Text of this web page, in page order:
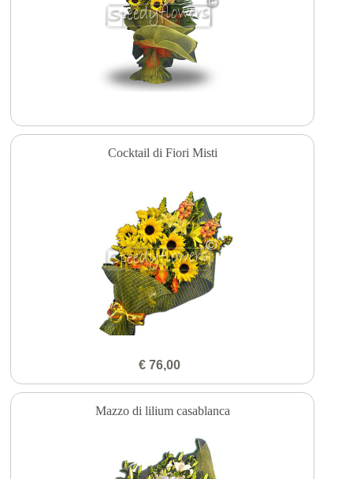
Cocktail di Fiori Misti
€ 76,00
Mazzo di lilium casablanca